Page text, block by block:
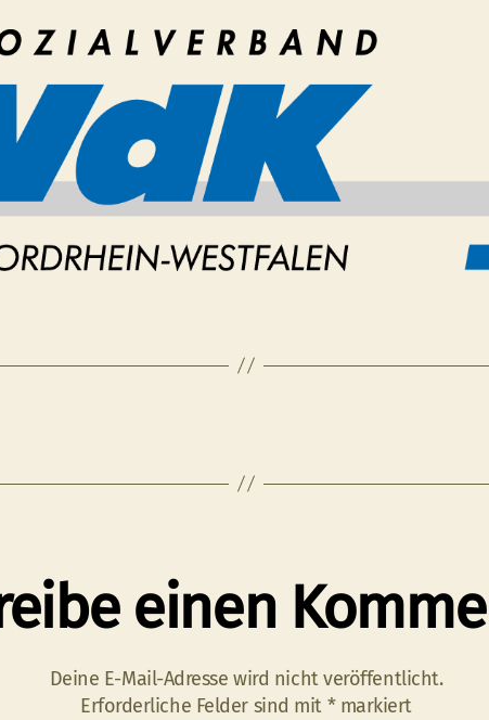
einen
Deine E-Mail-Adresse wird nicht veröffentlicht.
Erforderliche Felder sind mit *markiert